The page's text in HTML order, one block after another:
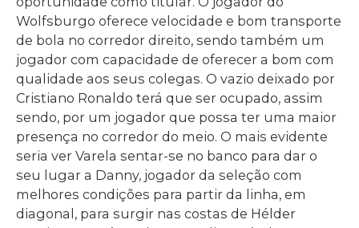
Wolfsburgo oferece velocidade e bom transporte
de bola no corredor direito, sendo também um
jogador com capacidade de oferecer a bom com
qualidade aos seus colegas. O vazio deixado por
Cristiano Ronaldo terá que ser ocupado, assim
sendo, por um jogador que possa ter uma maior
presença no corredor do meio. O mais evidente
seria ver Varela sentar-se no banco para dar o
seu lugar a Danny, jogador da seleção com
melhores condições para partir da linha, em
diagonal, para surgir nas costas de Hélder